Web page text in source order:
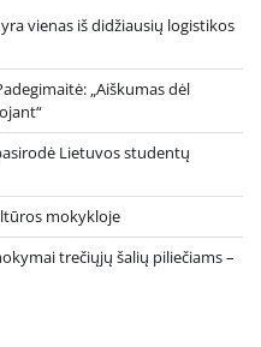
vienas iš didžiausių logistikos
„Aiškumas dėl
Lietuvos studentų
mokykloje
trečiųjų šalių piliečiams –